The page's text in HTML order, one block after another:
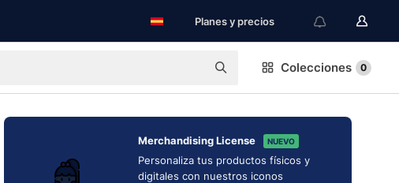
Planes y precios
Colecciones 0
Merchandising License NUEVO
Personaliza tus productos físicos y
digitales con nuestros iconos